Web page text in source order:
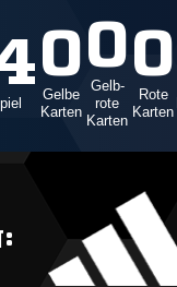
0
Gelbe
Karten
0
Gelb-
rote
Karten
0
Rote
Karten